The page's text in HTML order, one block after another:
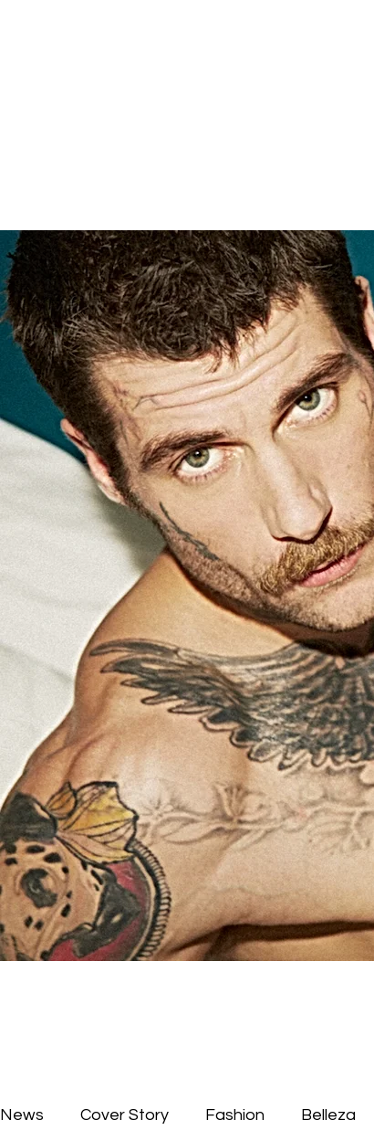
News Cover Story Fashion Belleza